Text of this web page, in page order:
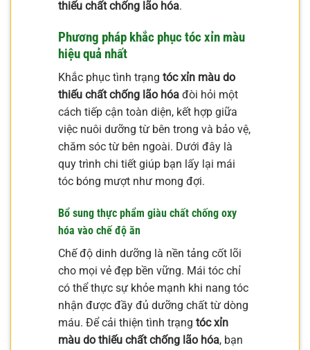
thiếu chất chống lão hóa.
Phương pháp khắc phục tóc xỉn màu
hiệu quả nhất
Khắc phục tình trạng tóc xỉn màu do
thiếu chất chống lão hóa đòi hỏi một
cách tiếp cận toàn diện, kết hợp giữa
việc nuôi dưỡng từ bên trong và bảo vệ,
chăm sóc từ bên ngoài. Dưới đây là
quy trình chi tiết giúp bạn lấy lại mái
tóc bóng mượt như mong đợi.
Bổ sung thực phẩm giàu chất chống oxy
hóa vào chế độ ăn
Chế độ dinh dưỡng là nền tảng cốt lõi
cho mọi vẻ đẹp bền vững. Mái tóc chỉ
có thể thực sự khỏe mạnh khi nang tóc
nhận được đầy đủ dưỡng chất từ dòng
máu. Để cải thiện tình trạng tóc xỉn
màu do thiếu chất chống lão hóa, bạn